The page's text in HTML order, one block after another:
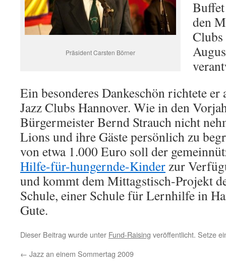
Präsident Carsten Börner
den
Ein besonderes Dankeschön richtete er
Jazz Clubs Hannover. Wie in den
Bürgermeister Bernd Strauch nicht
Lions und ihre Gäste persönlich zu
von etwa 1.000 Euro soll der
Hilfe-für-hungernde-Kinderzur
und kommt dem Mittagstisch-Projekt
Schule, einer Schule für Lernhilfe in
Gute.
Dieser Beitrag wurde unter Fund-Raising veröffentlicht. Setze
← Jazz an einem Sommertag 2009